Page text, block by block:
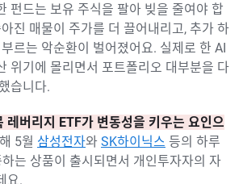
펀드는 보유 주식을 팔아 빚을 줄여야 합
진 매물이 주가를 더 끌어내리고, 추가 하
르는 악순환이 벌어졌어요. 실제로 한 AI
위기에 몰리면서 포트폴리오 대부분을 다
습니다.
레버리지 ETF가 변동성을 키우는 요인으
5월 삼성전자와 SK하이닉스 등의 하루
는 상품이 출시되면서 개인투자자의 자
요.